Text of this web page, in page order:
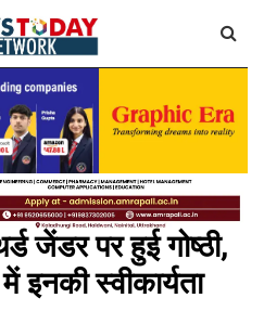
जेंडर पर हुई गोष्ठी,
स्वीकार्यता